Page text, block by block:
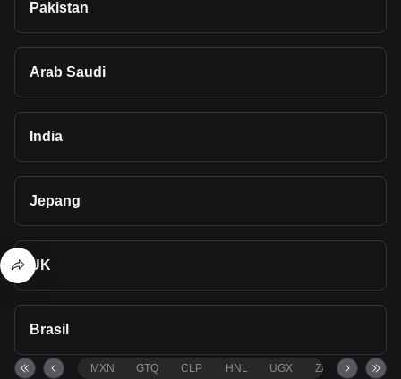
Pakistan
Arab Saudi
India
Jepang
UK
Brasil
MXN GTQ CLP HNL UGX ZAR TND